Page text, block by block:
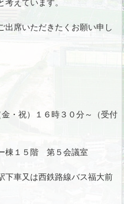
えています。
出席いただきたくお願い申し
・祝）１６時３０分～（受付
棟１５階 第５会議室
下車又は西鉄路線バス福大前